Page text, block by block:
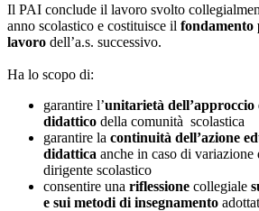
Il PAI conclude il lavoro svolto
anno scolastico e costituisce il fondamento
lavoro dell’a.s. successivo.
Ha lo scopo di:
garantire l’unitarietà dell’approccio
didattico della comunità scolastica
garantire la continuità dell’azione
didattica anche in caso di variazione
dirigente scolastico
consentire una riflessione collegiale
e sui metodi di insegnamento